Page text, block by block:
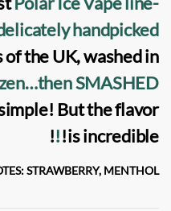
handpicked
the UK, washed in
SMASHED
But the flavor
is incredible!
!
!
STRAWBERRY, MENTHOL